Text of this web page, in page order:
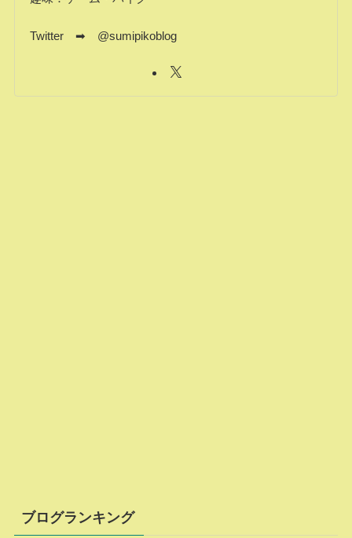
Twitter ➡ @sumipikoblog
ブログランキング